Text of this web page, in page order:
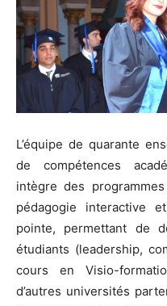
L’équipe de quarante
de compétences
intègre des
pédagogie interactive
pointe, permettant de
étudiants (leadership,
cours en Visio-
d’autres universités